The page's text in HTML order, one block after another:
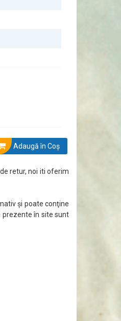
cu Windows
Adaugă în Coş
retur, noi iti oferim
şi poate conţine
prezente în site sunt